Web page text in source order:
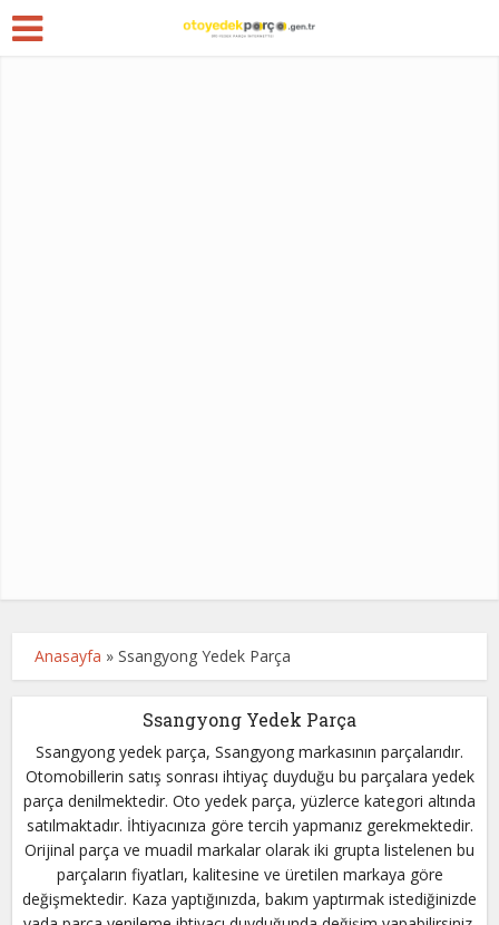
Anasayfa »Ssangyong Yedek Parça
Ssangyong Yedek Parça
Ssangyong yedek parça, Ssangyong markasının parçalarıdır.
Otomobillerin satış sonrası ihtiyaç duyduğu bu parçalara yedek
parça denilmektedir. Oto yedek parça, yüzlerce kategori altında
satılmaktadır. İhtiyacınıza göre tercih yapmanız gerekmektedir.
Orijinal parça ve muadil markalar olarak iki grupta listelenen bu
parçaların fiyatları, kalitesine ve üretilen markaya göre
değişmektedir. Kaza yaptığınızda, bakım yaptırmak istediğinizde